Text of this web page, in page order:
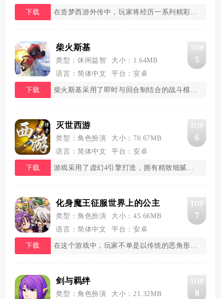
下载
柴火斯基
类型：休闲益智
大小：1.64MB
语言：简体中文
平台：安卓
TOP
5
下载
灭世西游
类型：角色扮演
大小：70.67MB
语言：简体中文
平台：安卓
TOP
6
下载
化身魔王征服世界上的公主
类型：角色扮演
大小：45.66MB
语言：简体中文
平台：安卓
TOP
7
下载
剑与羁绊
类型：角色扮演
大小：21.32MB
TOP
8